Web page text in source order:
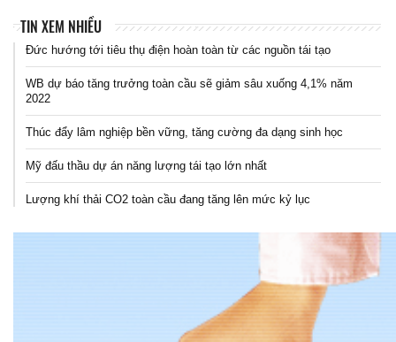
TIN XEM NHIỀU
Đức hướng tới tiêu thụ điện hoàn toàn từ các nguồn tái tạo
WB dự báo tăng trưởng toàn cầu sẽ giảm sâu xuống 4,1% năm
2022
Thúc đẩy lâm nghiệp bền vững, tăng cường đa dạng sinh học
Mỹ đấu thầu dự án năng lượng tái tạo lớn nhất
Lượng khí thải CO2 toàn cầu đang tăng lên mức kỷ lục